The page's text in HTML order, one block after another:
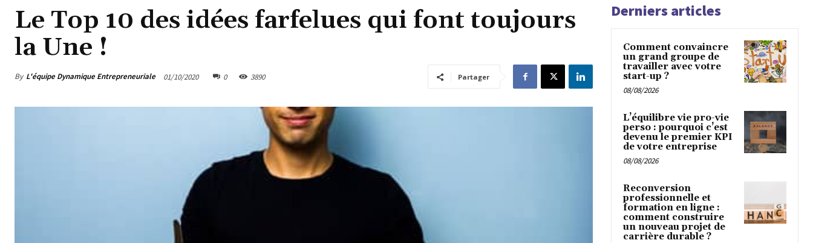
Le Top 10 des idées farfelues qui font toujours
la Une !
By L'équipe Dynamique Entrepreneuriale 01/10/2020 0 3890 Partager
Derniers articles
Comment convaincre
un grand groupe de
travailler avec votre
start-up ?
08/08/2026
L’équilibre vie pro-vie
perso : pourquoi c’est
devenu le premier KPI
de votre entreprise
08/08/2026
Reconversion
professionnelle et
formation en ligne :
comment construire
un nouveau projet de
carrière durable ?